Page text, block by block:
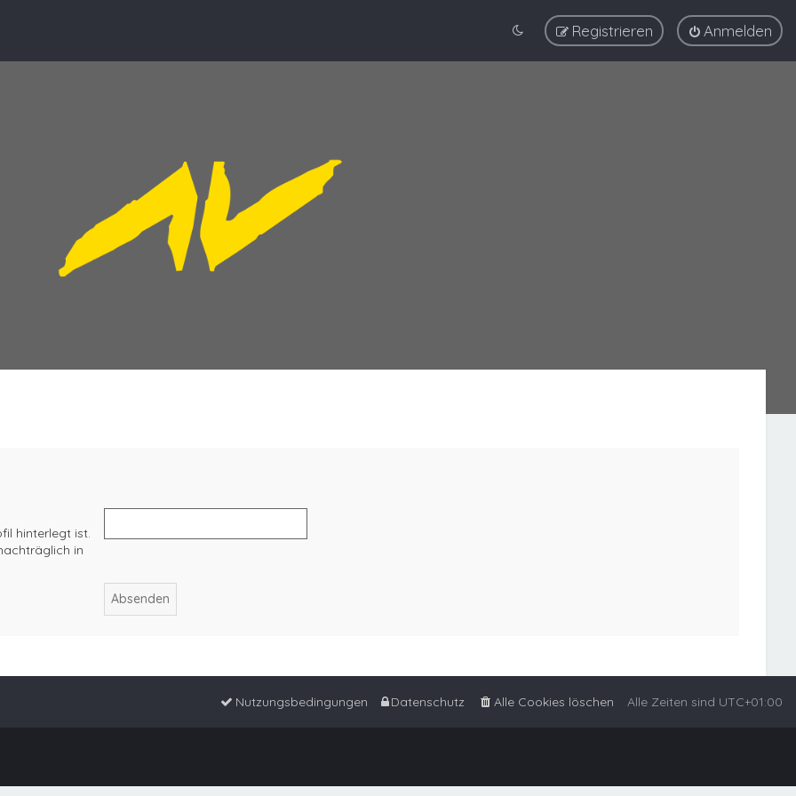
Anmelden
Registrieren
hinterlegt ist.
in
Alle Zeiten sind UTC+01:00
Alle Cookies löschen
Datenschutz
Nutzungsbedingungen